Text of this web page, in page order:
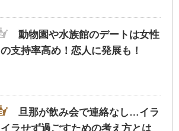
動物園や水族館のデートは女性
の支持率高め！恋人に発展も！
旦那が飲み会で連絡なし…イラ
イラせず過ごすための考え方とは